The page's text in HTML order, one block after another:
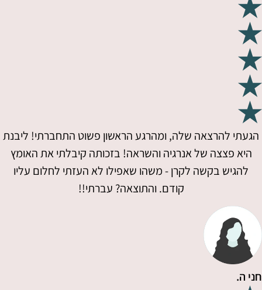
הגעתי להרצאה שלה, ומהרגע הראשון פשוט התחברתי! ליבנת
היא פצצה של אנרגיה והשראה! בזכותה קיבלתי את האומץ
להגיש בקשה לקרן - משהו שאפילו לא העזתי לחלום עליו
קודם. והתוצאה? עברתי!!
חני ה.